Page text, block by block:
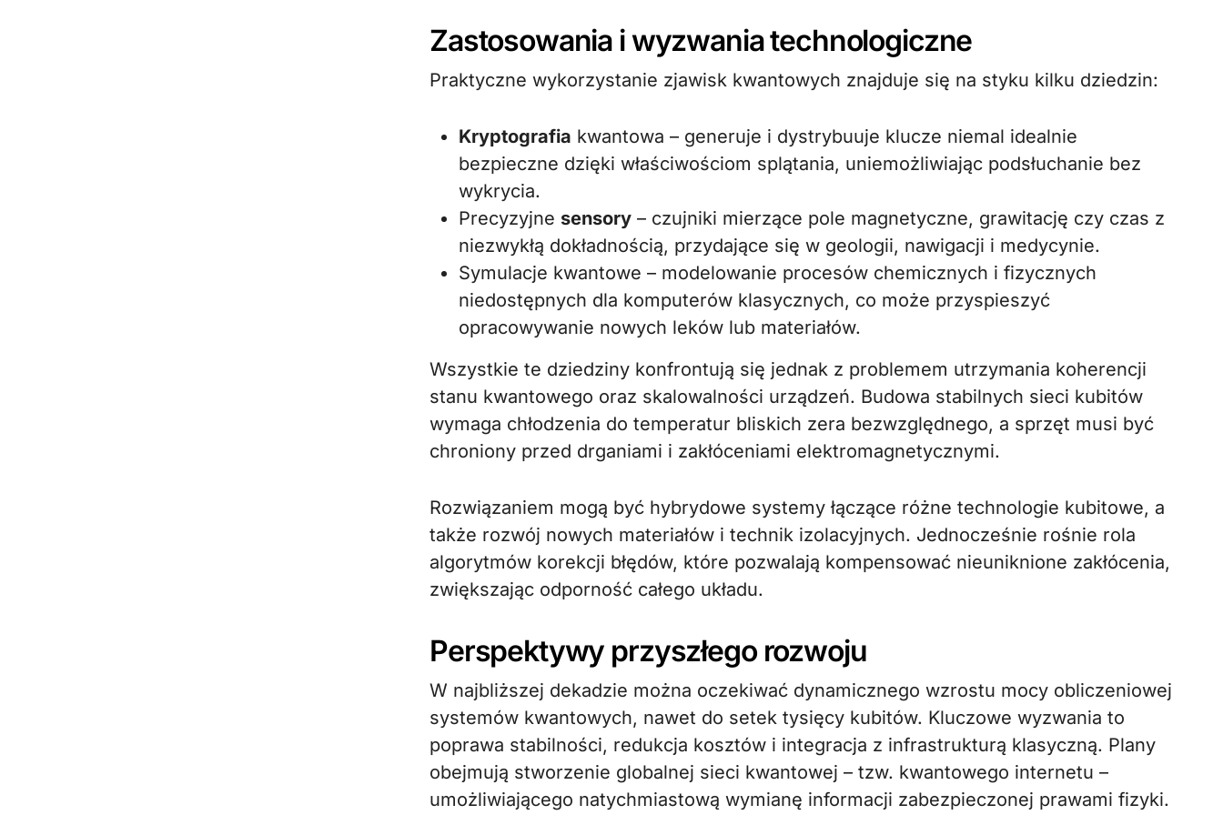
Zastosowania i wyzwania technologiczne
Praktyczne wykorzystanie zjawisk kwantowych znajduje się na styku kilku dziedzin:
Kryptografia kwantowa – generuje i dystrybuuje klucze niemal idealnie
bezpieczne dzięki właściwościom splątania, uniemożliwiając podsłuchanie bez
wykrycia.
Precyzyjne sensory – czujniki mierzące pole magnetyczne, grawitację czy czas z
niezwykłą dokładnością, przydające się w geologii, nawigacji i medycynie.
Symulacje kwantowe – modelowanie procesów chemicznych i fizycznych
niedostępnych dla komputerów klasycznych, co może przyspieszyć
opracowywanie nowych leków lub materiałów.
Wszystkie te dziedziny konfrontują się jednak z problemem utrzymania koherencji
stanu kwantowego oraz skalowalności urządzeń. Budowa stabilnych sieci kubitów
wymaga chłodzenia do temperatur bliskich zera bezwzględnego, a sprzęt musi być
chroniony przed drganiami i zakłóceniami elektromagnetycznymi.
Rozwiązaniem mogą być hybrydowe systemy łączące różne technologie kubitowe, a
także rozwój nowych materiałów i technik izolacyjnych. Jednocześnie rośnie rola
algorytmów korekcji błędów, które pozwalają kompensować nieuniknione zakłócenia,
zwiększając odporność całego układu.
Perspektywy przyszłego rozwoju
W najbliższej dekadzie można oczekiwać dynamicznego wzrostu mocy obliczeniowej
systemów kwantowych, nawet do setek tysięcy kubitów. Kluczowe wyzwania to
poprawa stabilności, redukcja kosztów i integracja z infrastrukturą klasyczną. Plany
obejmują stworzenie globalnej sieci kwantowej – tzw. kwantowego internetu –
umożliwiającego natychmiastową wymianę informacji zabezpieczonej prawami fizyki.